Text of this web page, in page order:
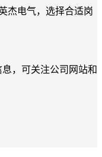
杰电气，选择合适岗
，可关注公司网站和